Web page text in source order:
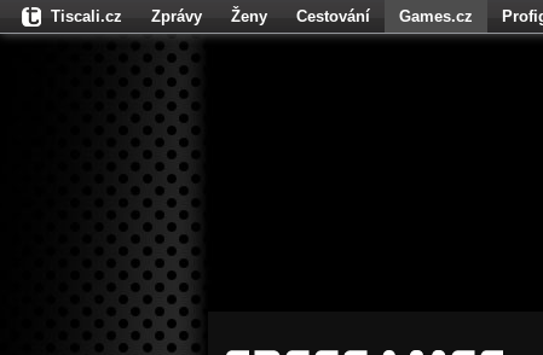
Tiscali.cz Zprávy Ženy Cestování Games.cz
Fights.cz